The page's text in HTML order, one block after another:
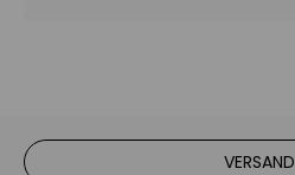
VERSAND